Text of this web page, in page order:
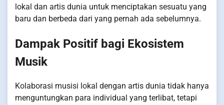
lokal dan artis dunia untuk menciptakan sesuatu yang
baru dan berbeda dari yang pernah ada sebelumnya.
Dampak Positif bagi Ekosistem
Musik
Kolaborasi musisi lokal dengan artis dunia tidak hanya
menguntungkan para individual yang terlibat, tetapi